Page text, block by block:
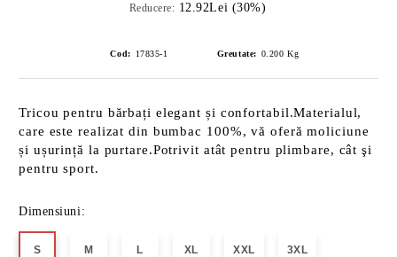
Reducere: 12.92Lei (30%)
Cod: 17835-1 Greutate: 0.200 Kg
Tricou pentru bărbați elegant și confortabil.Materialul,
care este realizat din bumbac 100%, vă oferă moliciune
și ușurință la purtare.Potrivit atât pentru plimbare, cât şi
pentru sport.
Dimensiuni:
S M L XL XXL 3XL